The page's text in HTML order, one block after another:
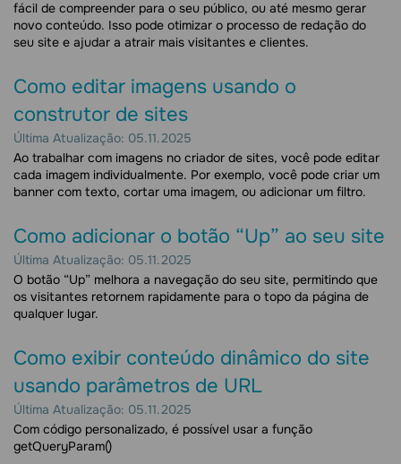
fácil de compreender para o seu público, ou até mesmo gerar
novo conteúdo. Isso pode otimizar o processo de redação do
seu site e ajudar a atrair mais visitantes e clientes.
Como editar imagens usando o
construtor de sites
Última Atualização: 05.11.2025
Ao trabalhar com imagens no criador de sites, você​ pode editar
cada imagem individualmente. Por exemplo, você pode criar um
banner com texto, cortar uma imagem, ou adicionar um filtro.
Como adicionar o botão “Up” ao seu site
Última Atualização: 05.11.2025
O botão “Up” melhora a navegação do seu site, permitindo que
os visitantes retornem rapidamente para o topo da página de
qualquer lugar.
Como exibir conteúdo dinâmico do site
usando parâmetros de URL
Última Atualização: 05.11.2025
Com código personalizado, é possível usar a função
getQueryParam()